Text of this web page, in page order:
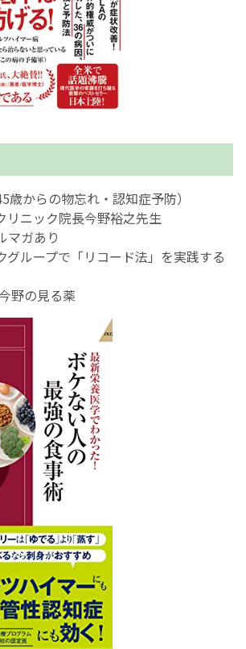
歳からの物忘れ・認知症予防）
リニック院長今野裕之先生
マガあり
グループで「リコード法」を実践する
野の見る薬